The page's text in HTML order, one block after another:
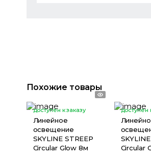
Похожие товары
доступен к заказу
Линейное
освещение
SKYLINE STREEP
Circular Glow 8м
доступен
Circular